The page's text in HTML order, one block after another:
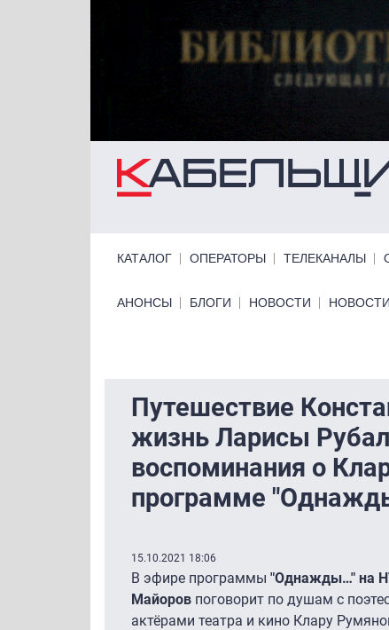
КАТАЛОГ ОПЕРАТОРЫ ТЕЛЕКАНАЛЫ
Primary links bottom
АНОНСЫ БЛОГИ НОВОСТИ
Путешествие
жизнь Ларисы
воспоминания о
программе
15.10.2021 18:06
В эфире программы "Однажды…" на
Майоров поговорит по душам с
актёрами театра и кино Клару